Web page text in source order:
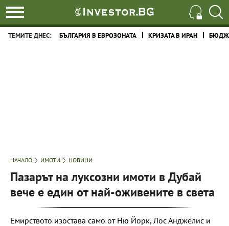
ТЕМИТЕ ДНЕС: БЪЛГАРИЯ В ЕВРОЗОНАТА КРИЗАТА В ИРАН
НАЧАЛО ИМОТИ НОВИНИ
Пазарът на луксозни имоти в Дубай
вече е един от най-оживените в света
Емирството изостава само от Ню Йорк, Лос Анджелис и